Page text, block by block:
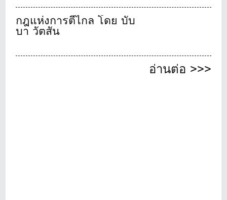
กฎแห่งการตีไกล โดย บับ
บา วัตสัน
อ่านต่อ >>>